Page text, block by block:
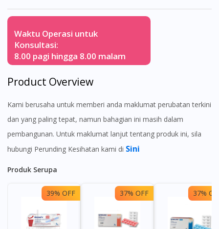
Waktu Operasi untuk
Konsultasi:
8.00 pagi hingga 8.00 malam
Product Overview
Kami berusaha untuk memberi anda maklumat perubatan terkini
dan yang paling tepat, namun bahagian ini masih dalam
pembangunan. Untuk maklumat lanjut tentang produk ini, sila
hubungi Perunding Kesihatan kami di Sini
Produk Serupa
39% OFF 37% OFF 37%